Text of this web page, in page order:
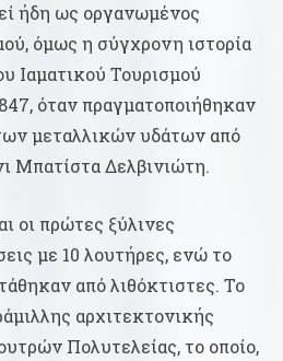
ήδη ως οργανωμένος
όμως η σύγχρονη ιστορία
Ιαματικού Τουρισμού
όταν πραγματοποιήθηκαν
μεταλλικών υδάτων από
Μπατίστα Δελβινιώτη.
οι πρώτες ξύλινες
με 10 λουτήρες, ενώ το
από λιθόκτιστες. Το
αρχιτεκτονικής
Πολυτελείας, το οποίο,